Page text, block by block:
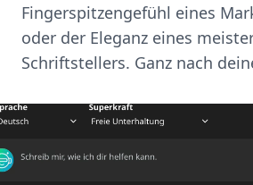
Fingerspitzengefühl eines
oder der Eleganz eines
Schriftstellers. Ganz nach